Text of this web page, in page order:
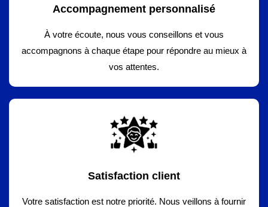
Accompagnement personnalisé
À votre écoute, nous vous conseillons et vous
accompagnons à chaque étape pour répondre au mieux à
vos attentes.
Satisfaction client
Votre satisfaction est notre priorité. Nous veillons à fournir